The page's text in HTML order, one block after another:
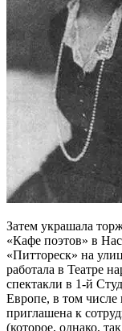
Затем украшала
«Кафе поэтов» в
«Питтореск» на
работала в Театре
спектакли в 1-й
Европе, в том
приглашена к
(которое, однако,